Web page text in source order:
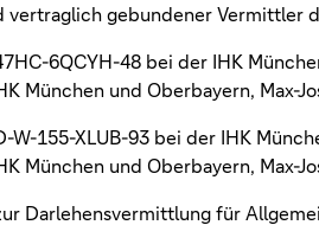
gebundener Vermittler
6QCYH-48 bei der IHK
München und Oberbayern, Max-
155-XLUB-93 bei der IHK
München und Oberbayern, Max-
Darlehensvermittlung für